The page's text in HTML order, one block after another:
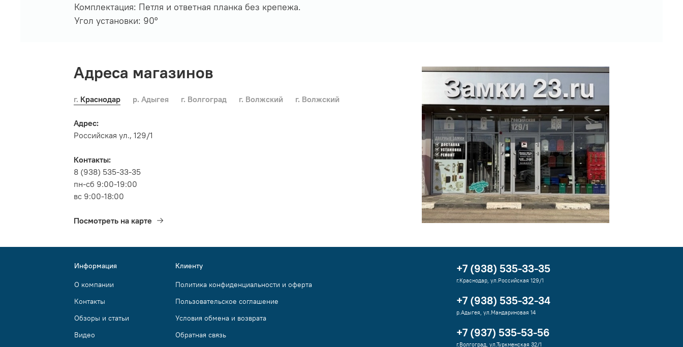
Комплектация: Петля и ответная планка без крепежа.
Угол установки: 90°
Адреса магазинов
г. Краснодар р. Адыгея г. Волгоград г. Волжский г. Волжский
Адрес:
Российская ул., 129/1
Контакты:
8 (938) 535-33-35
пн-сб 9:00-19:00
вс 9:00-18:00
Посмотреть на карте
Информация
О компании
Контакты
Обзоры и статьи
Видео
Клиенту
Политика конфиденциальности и оферта
Пользовательское соглашение
Условия обмена и возврата
Обратная связь
+7 (938) 535-33-35
г.Краснодар, ул.Российская 129/1
+7 (938) 535-32-34
р.Адыгея, ул.Мандариновая 14
+7 (937) 535-53-56
г.Волгоград, ул.Туркменская 32/1